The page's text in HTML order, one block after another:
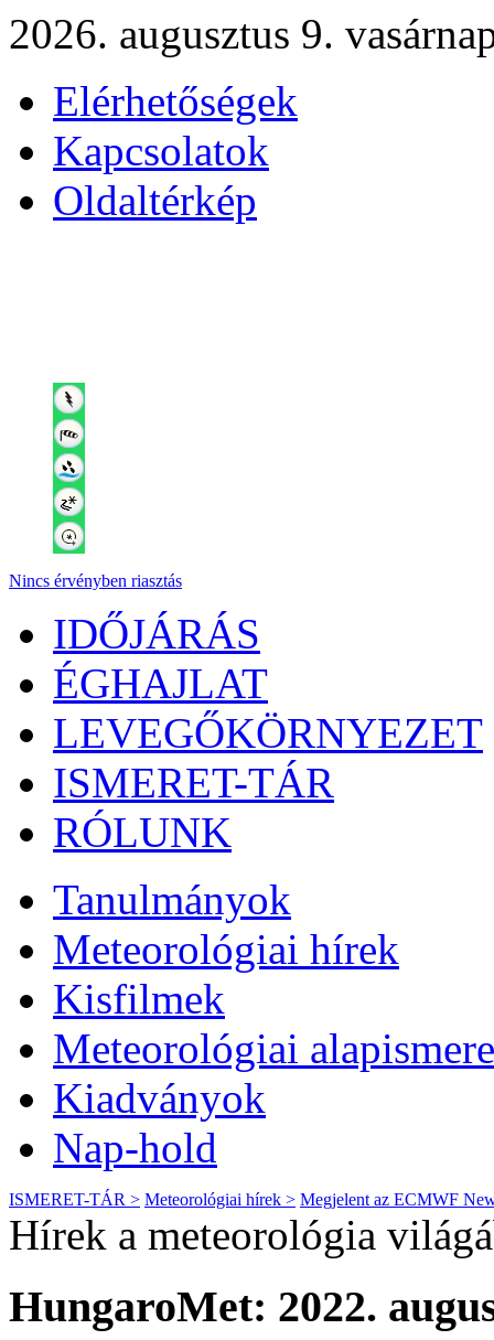
2026. augusztus 9.
Elérhetőségek
Kapcsolatok
Oldaltérkép
Nincs érvényben riasztás
IDŐJÁRÁS
ÉGHAJLAT
LEVEGŐKÖRNYEZET
ISMERET-TÁR
RÓLUNK
Tanulmányok
Meteorológiai hírek
Kisfilmek
Meteorológiai
Kiadványok
Nap-hold
ISMERET-TÁR > Meteorológiai hírek > Megjelent az ECMWF
Hírek a meteorológia
HungaroMet: 2022.